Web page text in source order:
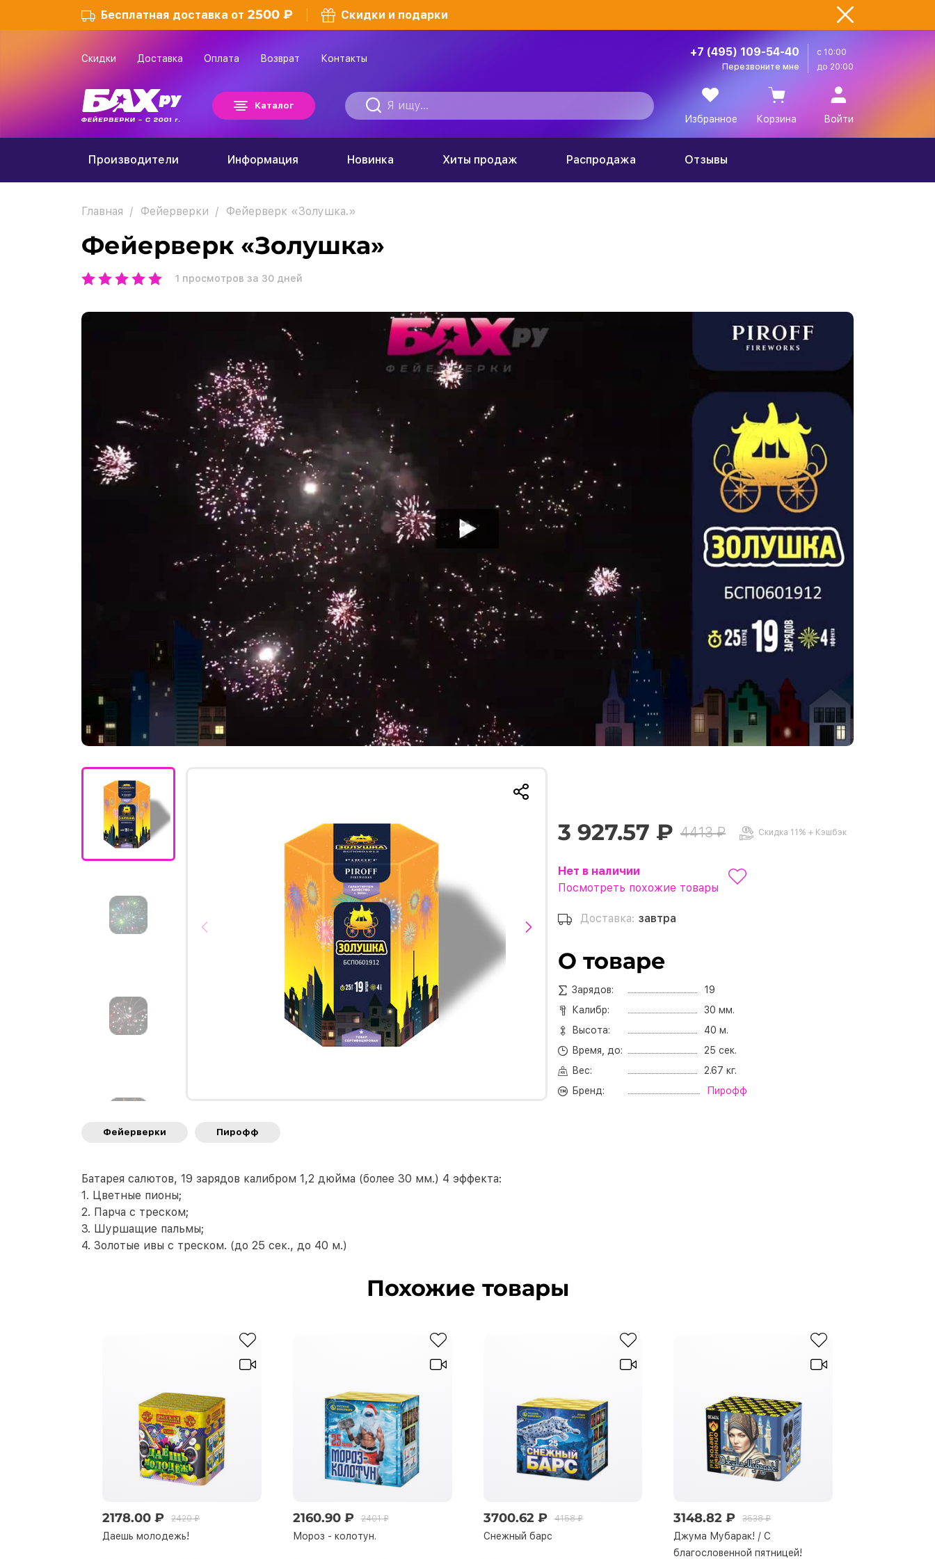
Бесплатная доставка от 2500 ₽ Скидки и подарки
Скидки Доставка Оплата Возврат Контакты +7 (495) 109-54-40
Перезвоните мне
с 10:00
до 20:00
Каталог
Избранное Корзина Войти
Производители Информация Новинка Хиты продаж Распродажа Отзывы
Главная Фейерверки Фейерверк «Золушка.»
Фейерверк «Золушка»
1 просмотров за 30 дней
3 927.57 ₽ 4413 ₽ Скидка 11% + Кэшбэк
Нет в наличии
Посмотреть похожие товары
Доставка: завтра
О товаре
Зарядов:
19
Калибр:
30 мм.
Высота:
40 м.
Время, до:
25 сек.
Вес:
2.67 кг.
Бренд:
Пирофф
Фейерверки Пирофф
Батарея салютов, 19 зарядов калибром 1,2 дюйма (более 30 мм.) 4 эффекта:
1. Цветные пионы;
2. Парча с треском;
3. Шуршащие пальмы;
4. Золотые ивы с треском. (до 25 сек., до 40 м.)
Похожие товары
2178.00 ₽ 2420 ₽
Даешь молодежь!
2160.90 ₽ 2401 ₽
Мороз - колотун.
3700.62 ₽ 4158 ₽
Снежный барс
3148.82 ₽ 3538 ₽
Джума Мубарак! / С
благословенной пятницей!